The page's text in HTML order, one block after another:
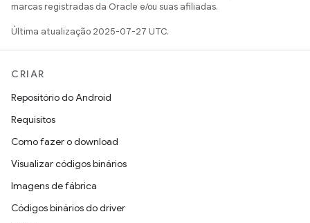
marcas registradas da Oracle e/ou suas afiliadas.
Última atualização 2025-07-27 UTC.
CRIAR
Repositório do Android
Requisitos
Como fazer o download
Visualizar códigos binários
Imagens de fábrica
Códigos binários do driver